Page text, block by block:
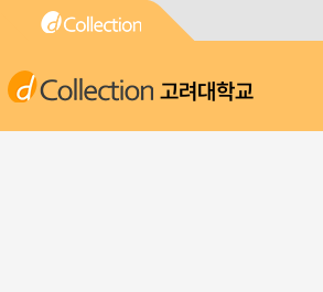
고려대학교